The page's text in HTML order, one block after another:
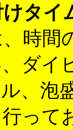
タイ
時間
ダイ
、泡
って